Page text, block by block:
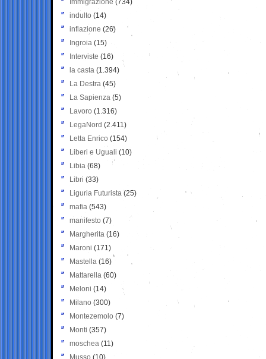
Immigrazione (734)
indulto (14)
inflazione (26)
Ingroia (15)
Interviste (16)
la casta (1.394)
La Destra (45)
La Sapienza (5)
Lavoro (1.316)
LegaNord (2.411)
Letta Enrico (154)
Liberi e Uguali (10)
Libia (68)
Libri (33)
Liguria Futurista (25)
mafia (543)
manifesto (7)
Margherita (16)
Maroni (171)
Mastella (16)
Mattarella (60)
Meloni (14)
Milano (300)
Montezemolo (7)
Monti (357)
moschea (11)
Musso (10)